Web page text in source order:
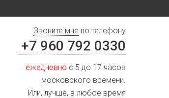
Звоните мне по телефону
+7 960 792 0330
ежедневно с 5 до 17 часов
московского времени.
Или, лучше, в любое время